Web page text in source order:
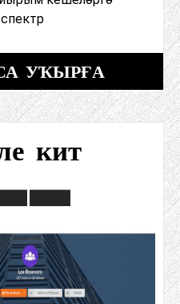
УҠЫРҒА
кит